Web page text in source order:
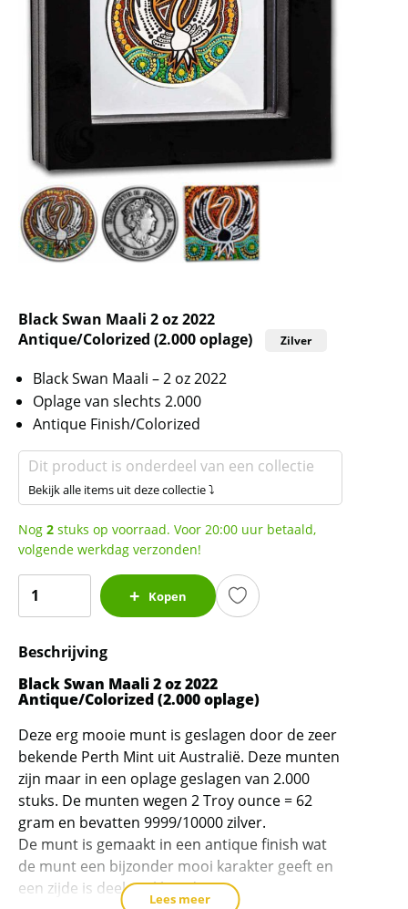
Black Swan Maali 2 oz 2022
Antique/Colorized (2.000 oplage)
Zilver
Black Swan Maali – 2 oz 2022
Oplage van slechts 2.000
Antique Finish/Colorized
Dit product is onderdeel van een collectie
Bekijk alle items uit deze collectie ⤵
Nog 2 stuks op voorraad. Voor 20:00 uur betaald,
volgende werkdag verzonden!
Swan
2
oz
2022
(2.000
oplage)
aantal
Kopen
Beschrijving
Black Swan Maali 2 oz 2022
Antique/Colorized (2.000 oplage)
Deze erg mooie munt is geslagen door de zeer
bekende Perth Mint uit Australië. Deze munten
zijn maar in een oplage geslagen van 2.000
stuks. De munten wegen 2 Troy ounce = 62
gram en bevatten 9999/10000 zilver.
De munt is gemaakt in een antique finish wat
de munt een bijzonder mooi karakter geeft en
een zijde is deels gekleurd.
Lees meer